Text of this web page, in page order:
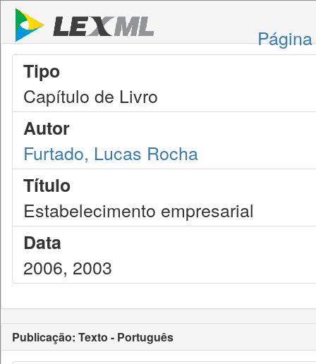
Tipo
Capítulo de Livro
Autor
Furtado, Lucas Rocha
Título
Estabelecimento empresarial
Data
2006, 2003
Publicação: Texto - Português